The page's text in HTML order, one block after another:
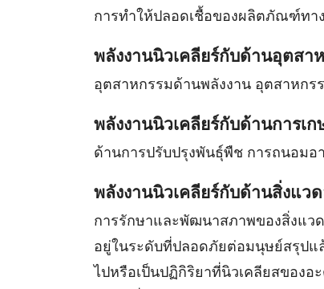
การทำให้ปลอดเชื้อของผลิตภัณฑ์ทา
พลังงานนิวเคลียร์กับด้านอุตสา
อุตสาหกรรมด้านพลังงาน อุตสาหกร
พลังงานนิวเคลียร์กับด้านการเก
ด้านการปรับปรุงพันธุ์พืช การถนอมอ
พลังงานนิวเคลียร์กับด้านสิ่งแว
การรักษาและพัฒนาสภาพของสิ่งแ
อยู่ในระดับที่ปลอดภัยต่อมนุษย์สรุปแ
ไปหรือเป็นปฏิกิริยาที่นิวเคลียสของ